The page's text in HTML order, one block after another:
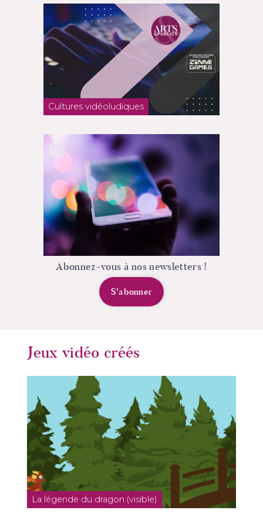
Cultures vidéoludiques
Abonnez-vous à nos newsletters !
S'abonner
Jeux vidéo créés
La légende du dragon (visible)